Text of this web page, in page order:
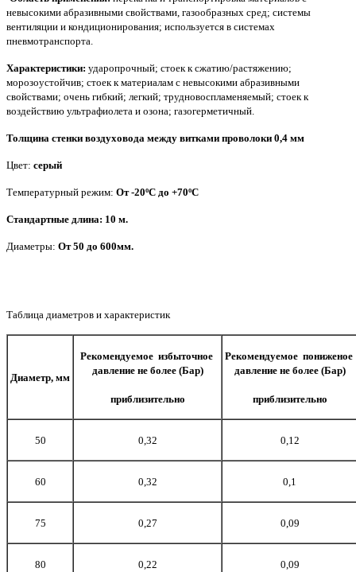
невысокими абразивными свойствами, газообразных сред; системы
вентиляции и кондиционирования; используется в системах
пневмотранспорта.
Характеристики: ударопрочный; стоек к сжатию/растяжению;
морозоустойчив; стоек к материалам с невысокими абразивными
свойствами; очень гибкий; легкий; трудновоспламеняемый; стоек к
воздействию ультрафиолета и озона; газогерметичный.
Толщина стенки воздуховода между витками проволоки 0,4 мм
Цвет: серый
Температурный режим: От -20ºС до +70ºС
Стандартные длина: 10 м.
Диаметры: От 50 до 600мм.
Таблица диаметров и характеристик
Диаметр, мм
Рекомендуемое избыточное
давление не более (Бар)
приблизительно
Рекомендуемое пониженое
давление не более (Бар)
приблизительно
50 0,32 0,12
60 0,32 0,1
75 0,27 0,09
80 0,22 0,09